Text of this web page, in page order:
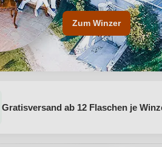
Zum Winzer
Gratisversand ab 12 Flaschen je